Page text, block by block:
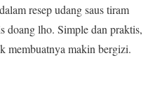
resep udang saus tiram
doang lho. Simple dan praktis,
membuatnya makin bergizi.